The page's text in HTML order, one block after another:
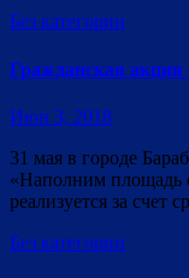
Без категории
Гражданская
Июн 3, 2018
31 мая в городе
«Наполним площадь
реализуется за счет
Без категории